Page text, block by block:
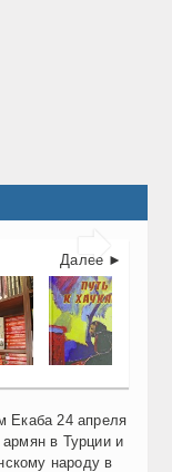

Далее ►
Екаба 24 апреля
в Турции и
народу в